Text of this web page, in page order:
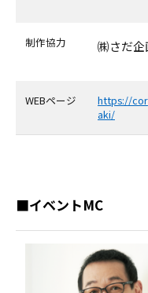
制作協力 ㈱さだ企
WEBページ
https://
aki/
■イベントMC